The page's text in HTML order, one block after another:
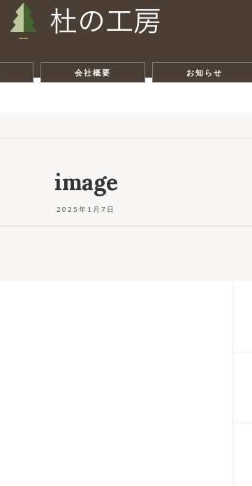
会社概要 お知らせ
image
2025年1月7日